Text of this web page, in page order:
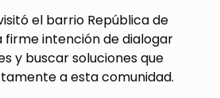
el barrio República de
firme intención de dialogar
y buscar soluciones que
a esta comunidad.